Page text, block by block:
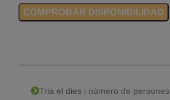
COMPROBAR DISPONIBILIDAD
Tria el dies i número de persones